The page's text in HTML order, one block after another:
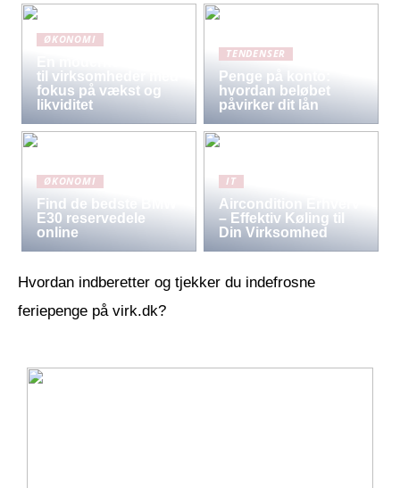
ØKONOMI
til virksomheder med
fokus på vækst og
likviditet
TENDENSER
Penge på konto:
hvordan beløbet
påvirker dit lån
ØKONOMI
Find de bedste BMW
E30 reservedele
online
IT
Aircondition Erhverv
– Effektiv Køling til
Din Virksomhed
Hvordan indberetter og tjekker du indefrosne
feriepenge på virk.dk?